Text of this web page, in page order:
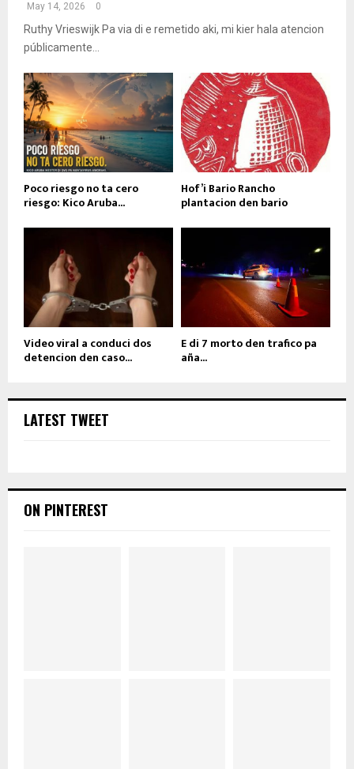
May 14, 2026 0
Ruthy Vrieswijk Pa via di e remetido aki, mi kier hala atencion
públicamente...
Poco riesgo no ta cero
riesgo: Kico Aruba...
Hof’i Bario Rancho
plantacion den bario
Video viral a conduci dos
detencion den caso...
E di 7 morto den trafico pa
aña...
LATEST TWEET
ON PINTEREST